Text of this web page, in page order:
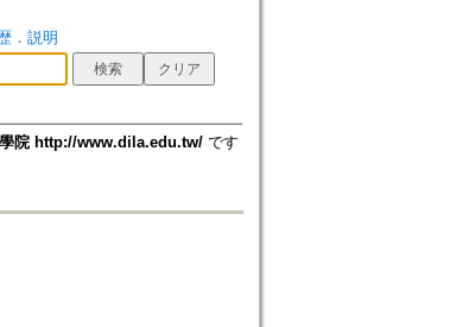
． 説明
院 http://www.dila.edu.tw/です